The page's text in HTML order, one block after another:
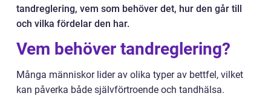
tandreglering, vem som behöver det, hur den går till
och vilka fördelar den har.
Vem behöver tandreglering?
Många människor lider av olika typer av bettfel, vilket
kan påverka både självförtroende och tandhälsa.